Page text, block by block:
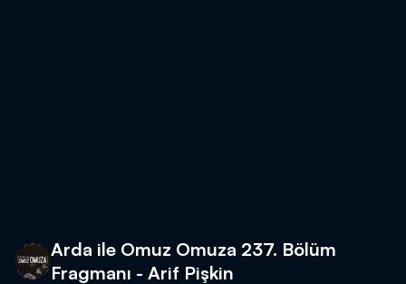
Arda ile Omuz Omuza 237. Bölüm
Fragmanı - Arif Pişkin